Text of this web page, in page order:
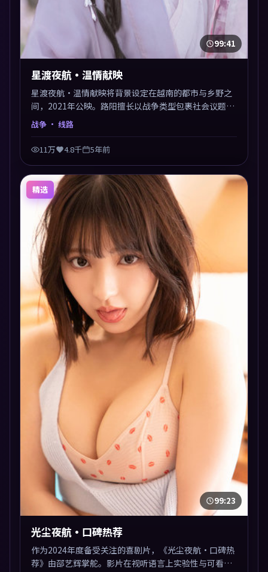
99:41
星渡夜航·温情献映
星渡夜航·温情献映将背景设定在越南的都市与乡野之
间，2021年公映。路阳擅长以战争类型包裹社会议题，
节奏张弛有度，留白处耐人寻味。剪辑利落，悬念钩子
战争 · 线路
11万 4.8千 5年前
精选
99:23
光尘夜航·口碑热荐
作为2024年度备受关注的喜剧片，《光尘夜航·口碑热
荐》由邵艺辉掌舵。影片在视听语言上实验性与可看性